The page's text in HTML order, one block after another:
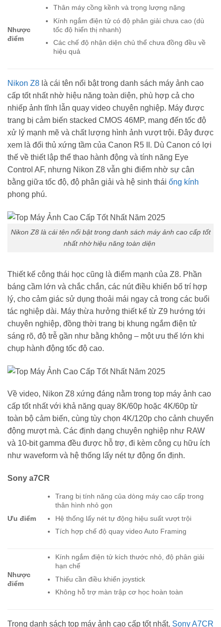
Nhược
điểm
Thân máy cồng kềnh và trọng lượng nặng
Kính ngắm điện tử có độ phân giải chưa cao (dù
tốc độ hiển thị nhanh)
Các chế độ nhận diện chủ thể chưa đồng đều về
hiệu quả
Nikon Z8 là cái tên nổi bật trong danh sách máy ảnh cao
cấp tốt nhất nhờ hiệu năng toàn diện, phù hợp cả cho
nhiếp ảnh tĩnh lẫn quay video chuyên nghiệp. Máy được
trang bị cảm biến stacked CMOS 46MP, mang đến tốc độ
xử lý mạnh mẽ và chất lượng hình ảnh vượt trội. Đây được
xem là đối thủ xứng tầm của Canon R5 II. Dù Canon có lợi
thế về thiết lập thể thao hành động và tính năng Eye
Control AF, nhưng Nikon Z8 vẫn ghi điểm nhờ sự cân
bằng giữa tốc độ, độ phân giải và hệ sinh thái ống kính
phong phú.
Nikon Z8 là cái tên nổi bật trong danh sách máy ảnh cao cấp tốt
nhất nhờ hiệu năng toàn diện
Thiết kế công thái học cũng là điểm mạnh của Z8. Phần
báng cầm lớn và chắc chắn, các nút điều khiển bố trí hợp
lý, cho cảm giác sử dụng thoải mái ngay cả trong các buổi
tác nghiệp dài. Máy thừa hưởng thiết kế từ Z9 hướng tới
chuyên nghiệp, đồng thời trang bị khung ngắm điện tử
sáng rõ, độ trễ gần như bằng không – một ưu thế lớn khi
chụp hành động tốc độ cao.
Về video, Nikon Z8 xứng đáng nằm trong top máy ảnh cao
cấp tốt nhất với khả năng quay 8K/60p hoặc 4K/60p từ
toàn bộ cảm biến, cùng tùy chọn 4K/120p cho cảnh chuyển
động mượt mà. Các định dạng chuyên nghiệp như RAW
và 10-bit gamma đều được hỗ trợ, đi kèm công cụ hữu ích
như waveform và hệ thống lấy nét tự động ổn định.
Sony a7CR
Ưu điểm
Trang bị tính năng của dòng máy cao cấp trong
thân hình nhỏ gọn
Hệ thống lấy nét tự động hiệu suất vượt trội
Tích hợp chế độ quay video Auto Framing
Nhược
điểm
Kính ngắm điện tử kích thước nhỏ, độ phân giải
hạn chế
Thiếu cần điều khiển joystick
Không hỗ trợ màn trập cơ học hoàn toàn
Trong danh sách top máy ảnh cao cấp tốt nhất, Sony A7CR